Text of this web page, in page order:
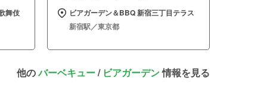
舞伎
ビアガーデン＆BBQ 新宿三丁目テラス
新宿駅／東京都
他のバーベキュー/ ビアガーデン情報を見る